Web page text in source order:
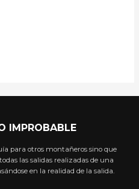
IMPROBABLE
para otros montañeros sino que
las salidas realizadas de una
en la realidad de la salida.